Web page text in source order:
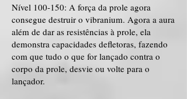
Nível 100-150: A força da prole agora
consegue destruir o vibranium. Agora a aura
além de dar as resistências à prole, ela
demonstra capacidades defletoras, fazendo
com que tudo o que for lançado contra o
corpo da prole, desvie ou volte para o
lançador.